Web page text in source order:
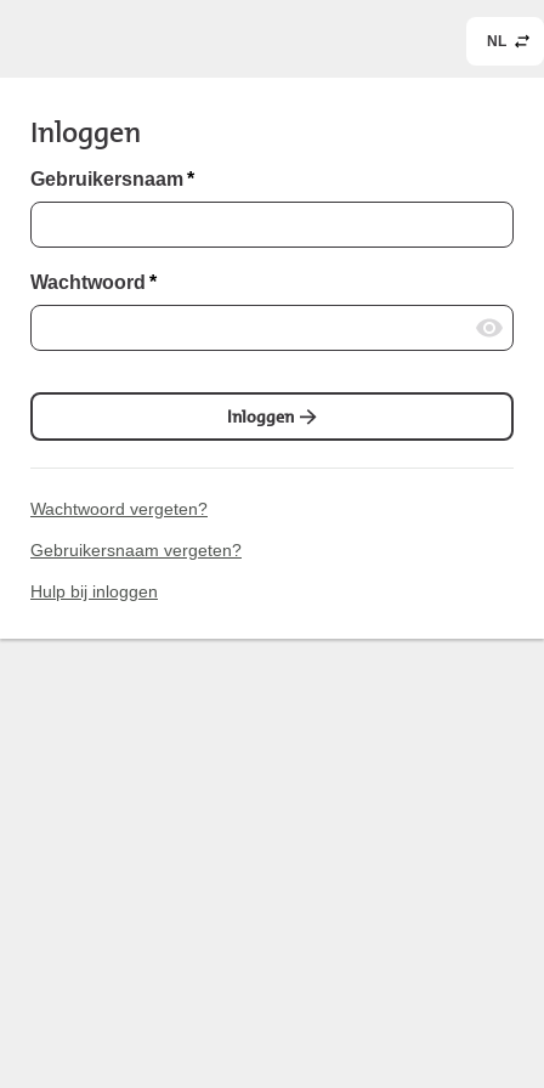
NL
Inloggen
Gebruikersnaam*
Wachtwoord *
Inloggen
Wachtwoord vergeten?
Gebruikersnaam vergeten?
Hulp bij inloggen